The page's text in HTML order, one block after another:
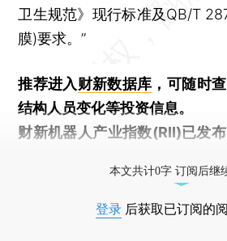
卫生规范》现行标准及QB/T
膜)要求。”
推荐进入财新数据库 ，可随时
结构人员变化等投资信息。
财新机器人产业指数(RII)已发布
本文共计0字 订阅后继
登录 后获取已订阅的